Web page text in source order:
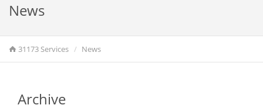
News
31173 Services News
Archive